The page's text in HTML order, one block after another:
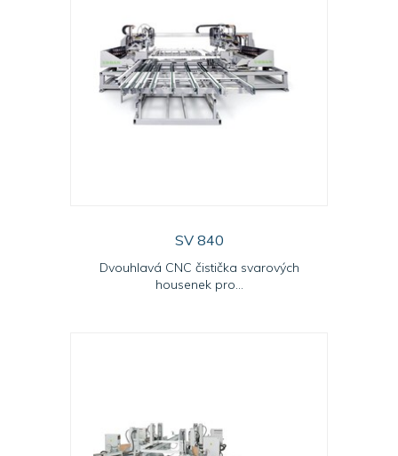
SV 840
Dvouhlavá CNC čistička svarových
housenek pro...